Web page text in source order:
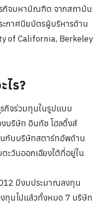
กิจมหาบัณฑิต จากสถาบัน
กาศนียบัตรผู้บริหารด้าน
of California, Berkeley
ไร?
กิจร่วมทุนในรูปแบบ
บริษัท อินทัช โฮลดิ้งส์
นกับบริษัทสตาร์ทอัพด้าน
ตะวันออกเฉียงใต้ที่อยู่ใน
มีงบประมาณลงทุน
ทุนไปแล้วทั้งหมด 7 บริษัท